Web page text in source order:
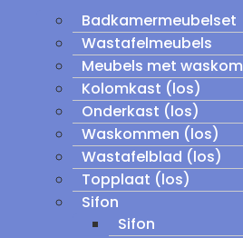
Badkamermeubelset
Wastafelmeubels
Meubels met waskom
Kolomkast (los)
Onderkast (los)
Waskommen (los)
Wastafelblad (los)
Topplaat (los)
Sifon
Sifon